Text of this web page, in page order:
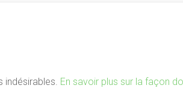
indésirables. En savoir plus sur la façon